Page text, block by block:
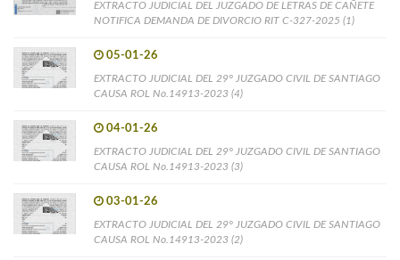
EXTRACTO JUDICIAL DEL JUZGADO DE LETRAS DE CAÑETE
NOTIFICA DEMANDA DE DIVORCIO RIT C-327-2025 (1)
05-01-26
EXTRACTO JUDICIAL DEL 29° JUZGADO CIVIL DE SANTIAGO
CAUSA ROL No.14913-2023 (4)
04-01-26
EXTRACTO JUDICIAL DEL 29° JUZGADO CIVIL DE SANTIAGO
CAUSA ROL No.14913-2023 (3)
03-01-26
EXTRACTO JUDICIAL DEL 29° JUZGADO CIVIL DE SANTIAGO
CAUSA ROL No.14913-2023 (2)